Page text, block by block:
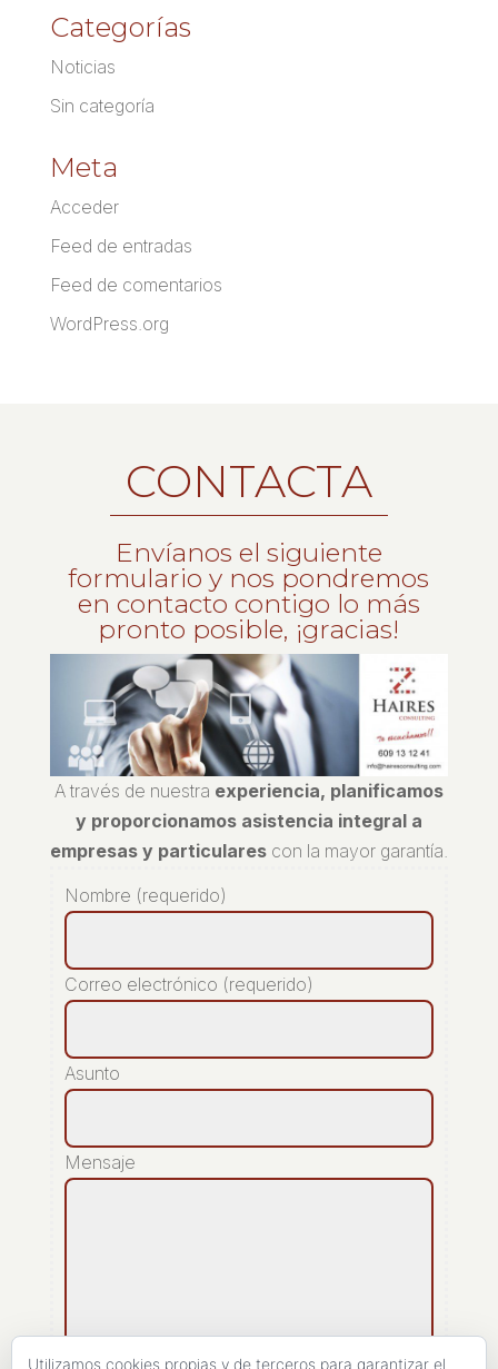
Categorías
Noticias
Sin categoría
Meta
Acceder
Feed de entradas
Feed de comentarios
WordPress.org
CONTACTA
Envíanos el siguiente
formulario y nos pondremos
en contacto contigo lo más
pronto posible, ¡gracias!
A través de nuestra experiencia, planificamos
y proporcionamos asistencia integral a
empresas y particularescon la mayor garantía.
Nombre (requerido)
Correo electrónico (requerido)
Asunto
Mensaje
Utilizamos cookies propias y de terceros para garantizar el